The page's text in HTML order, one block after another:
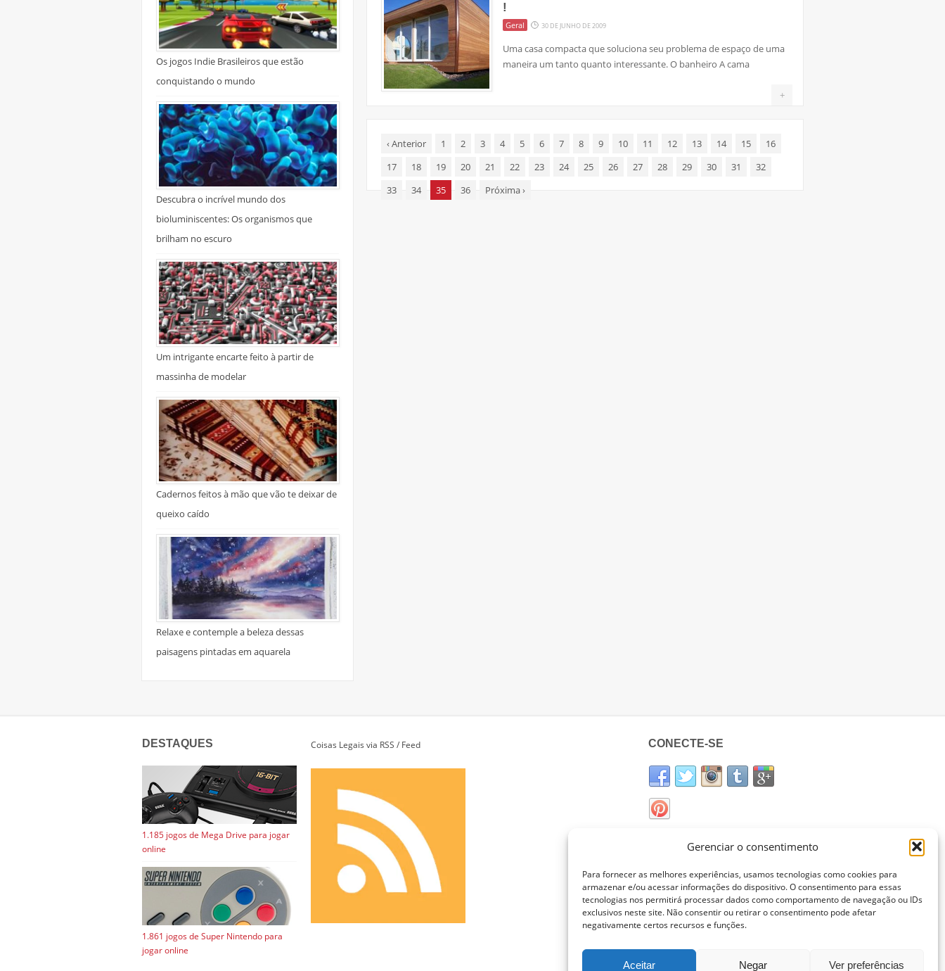
Gerenciar o consentimento
Para fornecer as melhores experiências, usamos tecnologias como cookies para
armazenar e/ou acessar informações do dispositivo. O consentimento para essas
tecnologias nos permitirá processar dados como comportamento de navegação ou IDs
exclusivos neste site. Não consentir ou retirar o consentimento pode afetar
negativamente certos recursos e funções.
Aceitar Negar Ver preferências
Os jogos Indie Brasileiros que estão
conquistando o mundo
Descubra o incrível mundo dos
bioluminiscentes: Os organismos que
brilham no escuro
Um intrigante encarte feito à partir de
massinha de modelar
Cadernos feitos à mão que vão te deixar de
queixo caído
Relaxe e contemple a beleza dessas
paisagens pintadas em aquarela
!
Geral 30 DE JUNHO DE 2009
Uma casa compacta que soluciona seu problema de espaço de uma
maneira um tanto quanto interessante. O banheiro A cama
+
‹Anterior 1 2 3 4 5 6 7 8 9 10 11 12 13 14 15
16
17
18 19 20 21 22 23 24 25 26 27 28 29 30 31
32
33
34 35 36 Próxima›
DESTAQUES
1.185 jogos de Mega Drive para jogar
online
1.861 jogos de Super Nintendo para
jogar online
Coisas Legais via RSS / Feed CONECTE-SE